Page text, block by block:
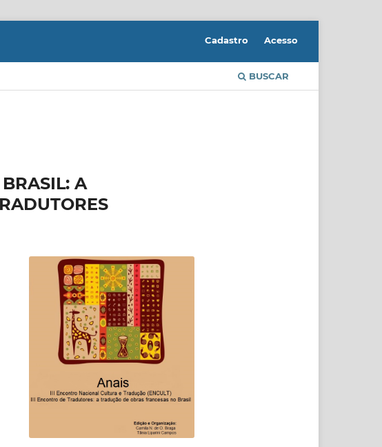
BUSCAR
Cadastro Acesso
A